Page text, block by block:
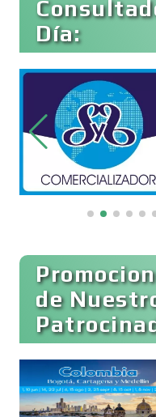
Bebidas
Belleza
Bordados y
Cafeterías
Cajas de
Día:
de